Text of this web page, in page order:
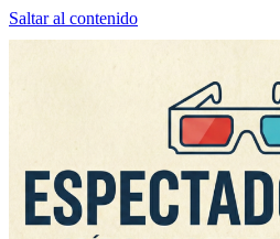
Saltar al contenido